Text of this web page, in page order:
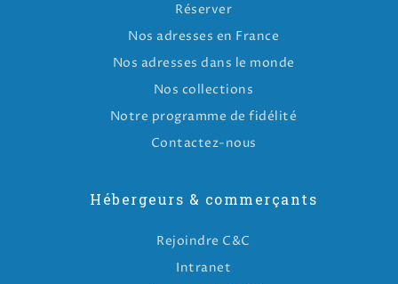
Réserver
Nos adresses en France
Nos adresses dans le monde
Nos collections
Notre programme de fidélité
Contactez-nous
Hébergeurs & commerçants
Rejoindre C&C
Intranet